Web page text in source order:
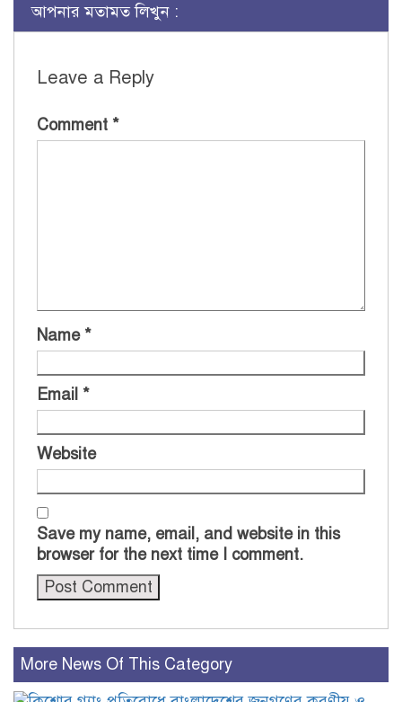
আপনার মতামত লিখুন :
Leave a Reply
Comment *
Name *
Email *
Website
Save my name, email, and website in this
browser for the next time I comment.
More News Of This Category